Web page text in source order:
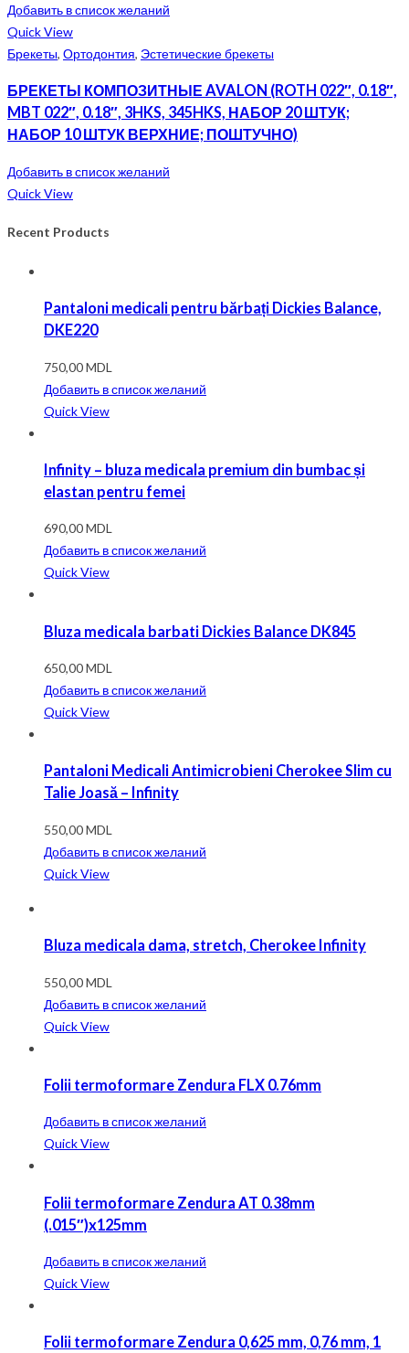
Добавить в список желаний
Quick View
Брекеты, Ортодонтия, Эстетические брекеты
БРЕКЕТЫ КОМПОЗИТНЫЕ AVALON (ROTH 022″, 0.18″,
MBT 022″, 0.18″, 3HKS, 345HKS, НАБОР 20 ШТУК;
НАБОР 10 ШТУК ВЕРХНИЕ; ПОШТУЧНО)
Добавить в список желаний
Quick View
Recent Products
Pantaloni medicali pentru bărbați Dickies Balance,
DKE220
750,00MDL
Добавить в список желаний
Quick View
Infinity – bluza medicala premium din bumbac și
elastan pentru femei
690,00MDL
Добавить в список желаний
Quick View
Bluza medicala barbati Dickies Balance DK845
650,00MDL
Добавить в список желаний
Quick View
Pantaloni Medicali Antimicrobieni Cherokee Slim cu
Talie Joasă – Infinity
550,00MDL
Добавить в список желаний
Quick View
Bluza medicala dama, stretch, Cherokee Infinity
550,00MDL
Добавить в список желаний
Quick View
Folii termoformare Zendura FLX 0.76mm
Добавить в список желаний
Quick View
Folii termoformare Zendura AT 0.38mm
(.015″)x125mm
Добавить в список желаний
Quick View
Folii termoformare Zendura 0,625 mm, 0,76 mm, 1